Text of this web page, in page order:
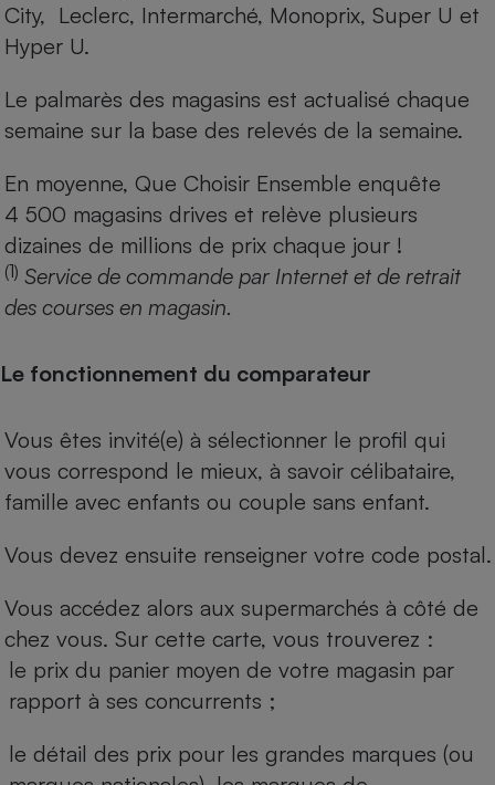
City, Leclerc, Intermarché, Monoprix, Super U et
Hyper U.
Le palmarès des magasins est actualisé chaque
semaine sur la base des relevés de la semaine.
En moyenne, Que Choisir Ensemble enquête
4 500 magasins drives et relève plusieurs
dizaines de millions de prix chaque jour !
(1) Service de commande par Internet et de retrait
des courses en magasin.
Le fonctionnement du comparateur
Vous êtes invité(e) à sélectionner le profil qui
vous correspond le mieux, à savoir célibataire,
famille avec enfants ou couple sans enfant.
Vous devez ensuite renseigner votre code postal.
Vous accédez alors aux supermarchés à côté de
chez vous. Sur cette carte, vous trouverez :
le prix du panier moyen de votre magasin par
rapport à ses concurrents ;
le détail des prix pour les grandes marques (ou